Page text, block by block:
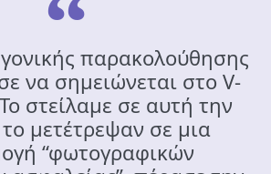
παρακολούθησης
να σημειώνεται στο V-
στείλαμε σε αυτή την
μετέτρεψαν σε μια
“φωτογραφικών